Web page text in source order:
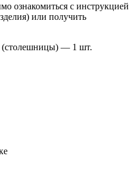
ознакомиться с инструкцией
или получить
(столешницы) — 1 шт.